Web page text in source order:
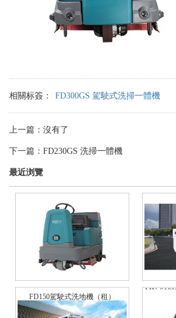
相關标簽： FD300GS 駕駛式洗掃一體機
上一篇： 沒有了
下一篇： FD230GS 洗掃一體機
最近浏覽
FD150駕駛式洗地機（租）
MN-